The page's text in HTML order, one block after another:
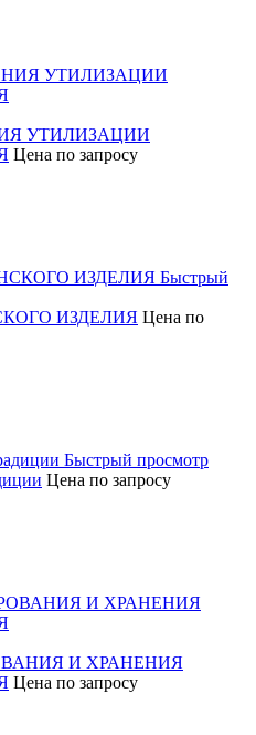
УТИЛИЗАЦИИ
Цена по запросу
Быстрый
ИЗДЕЛИЯ Цена по
Быстрый просмотр
Цена по запросу
И ХРАНЕНИЯ
Цена по запросу